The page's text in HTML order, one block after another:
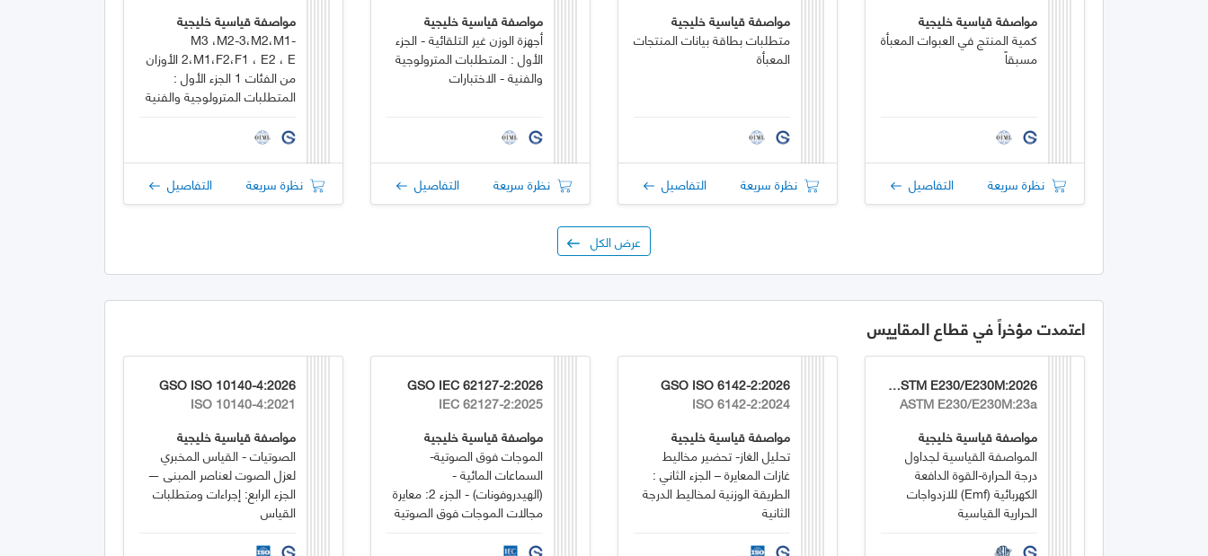
مواصفة قياسية خليجية
كمية المنتج في العبوات المعبأة
مسبقاً
نظرة سريعة التفاصيل
مواصفة قياسية خليجية
متطلبات بطاقة بيانات المنتجات
المعبأة
نظرة سريعة التفاصيل
مواصفة قياسية خليجية
أجهزة الوزن غير التلقائية - الجزء
الأول : المتطلبات المترولوجية
والفنية - الاختبارات
نظرة سريعة التفاصيل
مواصفة قياسية خليجية
M3 ،M2-3،M2،M1-
2،M1،F2،F1 ، E2 ، E الأوزان
من الفئات 1 الجزء الأول :
المتطلبات المترولوجية والفنية
نظرة سريعة التفاصيل
عرض الكل
اعتمدت مؤخراً في قطاع المقاييس
GSO ASTM E230/E230M:2026
ASTM E230/E230M:23a
مواصفة قياسية خليجية
المواصفة القياسية لجداول
درجة الحرارة-القوة الدافعة
الكهربائية (emf) للازدواجات
الحرارية القياسية
GSO ISO 6142-2:2026
ISO 6142-2:2024
مواصفة قياسية خليجية
تحليل الغاز- تحضير مخاليط
غازات المعايرة – الجزء الثاني :
الطريقة الوزنية لمخاليط الدرجة
الثانية
GSO IEC 62127-2:2026
IEC 62127-2:2025
مواصفة قياسية خليجية
الموجات فوق الصوتية-
السماعات المائية -
(الهيدروفونات) - الجزء 2: معايرة
مجالات الموجات فوق الصوتية
GSO ISO 10140-4:2026
ISO 10140-4:2021
مواصفة قياسية خليجية
الصوتيات - القياس المخبري
لعزل الصوت لعناصر المبنى —
الجزء الرابع: إجراءات ومتطلبات
القياس